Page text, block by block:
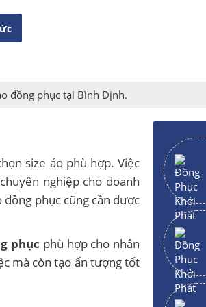
đồng phục tại Bình Định.
size áo phù hợp. Việc
nghiệp cho doanh
phục cũng cần được
phục phù hợp cho nhân
mà còn tạo ấn tượng tốt